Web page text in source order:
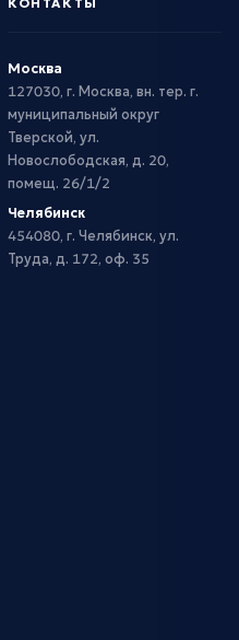
КОНТАКТЫ
Москва
127030, г. Москва, вн. тер. г.
муниципальный округ
Тверской, ул.
Новослободская, д. 20,
помещ. 26/1/2
Челябинск
454080, г. Челябинск, ул.
Труда, д. 172, оф. 35